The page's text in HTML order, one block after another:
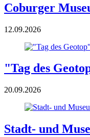
Coburger
12.09.2026
"Tag des
20.09.2026
Stadt- und